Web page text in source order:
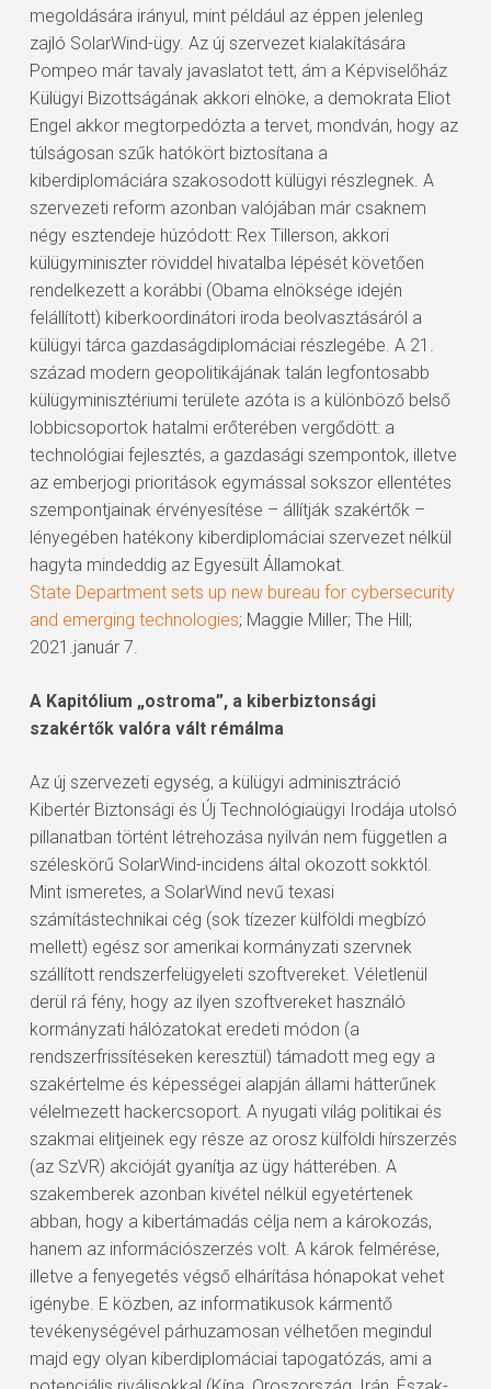
megoldására irányul, mint például az éppen jelenleg
zajló SolarWind-ügy. Az új szervezet kialakítására
Pompeo már tavaly javaslatot tett, ám a Képviselőház
Külügyi Bizottságának akkori elnöke, a demokrata Eliot
Engel akkor megtorpedózta a tervet, mondván, hogy az
túlságosan szűk hatókört biztosítana a
kiberdiplomáciára szakosodott külügyi részlegnek. A
szervezeti reform azonban valójában már csaknem
négy esztendeje húzódott: Rex Tillerson, akkori
külügyminiszter röviddel hivatalba lépését követően
rendelkezett a korábbi (Obama elnöksége idején
felállított) kiberkoordinátori iroda beolvasztásáról a
külügyi tárca gazdaságdiplomáciai részlegébe. A 21.
század modern geopolitikájának talán legfontosabb
külügyminisztériumi területe azóta is a különböző belső
lobbicsoportok hatalmi erőterében vergődött: a
technológiai fejlesztés, a gazdasági szempontok, illetve
az emberjogi prioritások egymással sokszor ellentétes
szempontjainak érvényesítése – állítják szakértők –
lényegében hatékony kiberdiplomáciai szervezet nélkül
hagyta mindeddig az Egyesült Államokat.
State Department sets up new bureau for cybersecurity
and emerging technologies; Maggie Miller; The Hill;
2021.január 7.
A Kapitólium „ostroma”, a kiberbiztonsági
szakértők valóra vált rémálma
Az új szervezeti egység, a külügyi adminisztráció
Kibertér Biztonsági és Új Technológiaügyi Irodája utolsó
pillanatban történt létrehozása nyilván nem független a
széleskörű SolarWind-incidens által okozott sokktól.
Mint ismeretes, a SolarWind nevű texasi
számítástechnikai cég (sok tízezer külföldi megbízó
mellett) egész sor amerikai kormányzati szervnek
szállított rendszerfelügyeleti szoftvereket. Véletlenül
derül rá fény, hogy az ilyen szoftvereket használó
kormányzati hálózatokat eredeti módon (a
rendszerfrissítéseken keresztül) támadott meg egy a
szakértelme és képességei alapján állami hátterűnek
vélelmezett hackercsoport. A nyugati világ politikai és
szakmai elitjeinek egy része az orosz külföldi hírszerzés
(az SzVR) akcióját gyanítja az ügy hátterében. A
szakemberek azonban kivétel nélkül egyetértenek
abban, hogy a kibertámadás célja nem a károkozás,
hanem az információszerzés volt. A károk felmérése,
illetve a fenyegetés végső elhárítása hónapokat vehet
igénybe. E közben, az informatikusok kármentő
tevékenységével párhuzamosan vélhetően megindul
majd egy olyan kiberdiplomáciai tapogatózás, ami a